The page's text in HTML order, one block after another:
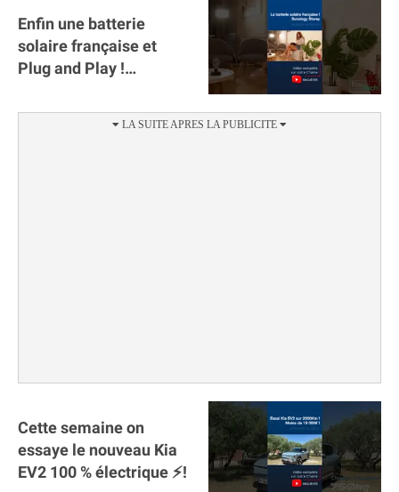
Enfin une batterie
solaire française et
Plug and Play !
#batterie @gosunology
Cette semaine on
essaye le nouveau Kia
EV2 100 % électrique ⚡️!